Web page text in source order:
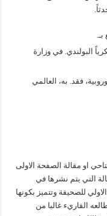
البولندي. في وزارة
فقد. به، العالمي
او مقالة الصفحة الاولى
التي يتم نشرها في
للصحيفة وتتميز بكونها
القاريء غالبا من